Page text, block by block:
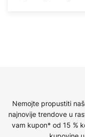
Nemojte propustiti
najnovije trendove u
vam kupon* od 15 %